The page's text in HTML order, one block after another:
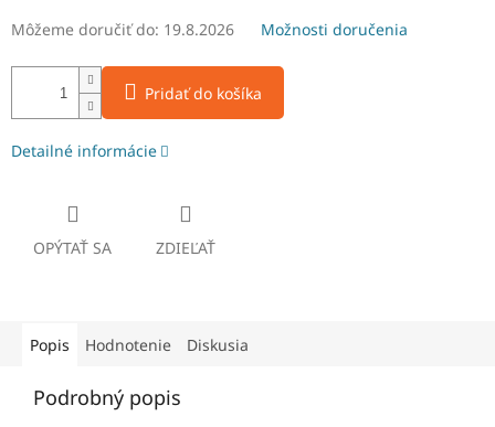
Môžeme doručiť do: 19.8.2026 Možnosti doručenia
Pridať do košíka
Detailné informácie
OPÝTAŤ SA ZDIEĽAŤ
Popis Hodnotenie Diskusia
Podrobný popis